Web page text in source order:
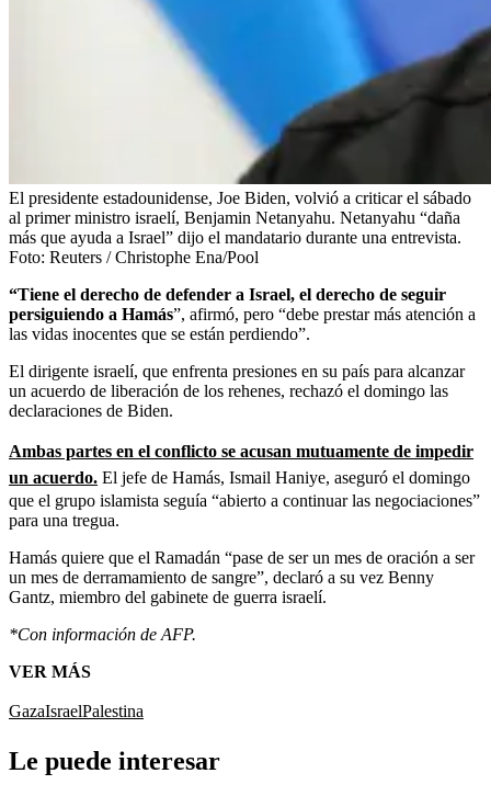
El presidente estadounidense, Joe Biden, volvió a criticar el sábado
al primer ministro israelí, Benjamin Netanyahu. Netanyahu “daña
más que ayuda a Israel” dijo el mandatario durante una entrevista.
Foto: Reuters / Christophe Ena/Pool
“Tiene el derecho de defender a Israel, el derecho de seguir
persiguiendo a Hamás”, afirmó, pero “debe prestar más atención a
las vidas inocentes que se están perdiendo”.
El dirigente israelí, que enfrenta presiones en su país para alcanzar
un acuerdo de liberación de los rehenes, rechazó el domingo las
declaraciones de Biden.
Ambas partes en el conflicto se acusan mutuamente de impedir
un acuerdo. El jefe de Hamás, Ismail Haniye, aseguró el domingo
que el grupo islamista seguía “abierto a continuar las negociaciones”
para una tregua.
Hamás quiere que el Ramadán “pase de ser un mes de oración a ser
un mes de derramamiento de sangre”, declaró a su vez Benny
Gantz, miembro del gabinete de guerra israelí.
*Con información de AFP.
VER MÁS
GazaIsraelPalestina
Le puede interesar